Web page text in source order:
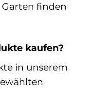
finden
kaufen?
in unserem